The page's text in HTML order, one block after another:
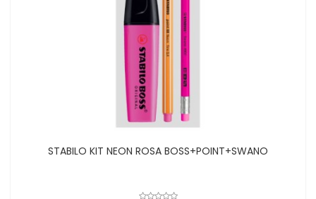
STABILO KIT NEON ROSA BOSS+POINT+SWANO